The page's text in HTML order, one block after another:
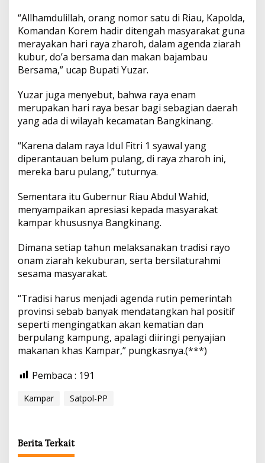
“Allhamdulillah, orang nomor satu di Riau, Kapolda,
Komandan Korem hadir ditengah masyarakat guna
merayakan hari raya zharoh, dalam agenda ziarah
kubur, do’a bersama dan makan bajambau
Bersama,” ucap Bupati Yuzar.
Yuzar juga menyebut, bahwa raya enam
merupakan hari raya besar bagi sebagian daerah
yang ada di wilayah kecamatan Bangkinang.
“Karena dalam raya Idul Fitri 1 syawal yang
diperantauan belum pulang, di raya zharoh ini,
mereka baru pulang,” tuturnya.
Sementara itu Gubernur Riau Abdul Wahid,
menyampaikan apresiasi kepada masyarakat
kampar khususnya Bangkinang.
Dimana setiap tahun melaksanakan tradisi rayo
onam ziarah kekuburan, serta bersilaturahmi
sesama masyarakat.
“Tradisi harus menjadi agenda rutin pemerintah
provinsi sebab banyak mendatangkan hal positif
seperti mengingatkan akan kematian dan
berpulang kampung, apalagi diiringi penyajian
makanan khas Kampar,” pungkasnya.(***)
Pembaca : 191
Kampar Satpol-PP
Berita Terkait